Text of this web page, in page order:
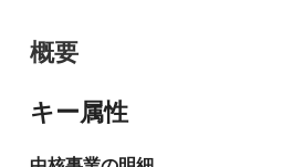
概要
キー属性